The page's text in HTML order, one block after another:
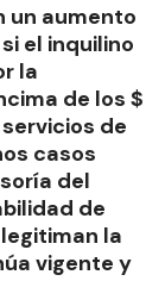
un aumento
el inquilino
la
de los $
de
casos
del
de
la
vigente y